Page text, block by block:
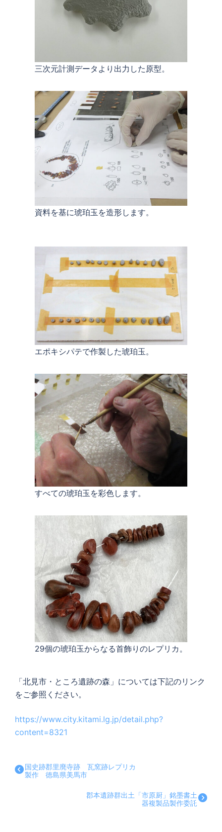
三次元計測データより出力した原型。
資料を基に琥珀玉を造形します。
エポキシパテで作製した琥珀玉。
すべての琥珀玉を彩色します。
29個の琥珀玉からなる首飾りのレプリカ。
「北見市・ところ遺跡の森」については下記のリンク
をご参照ください。
https://www.city.kitami.lg.jp/detail.php?
content=8321
国史跡郡里廃寺跡 瓦窯跡レプリカ
製作 徳島県美馬市
郡本遺跡群出土「市原厨」銘墨書土
器複製品製作委託